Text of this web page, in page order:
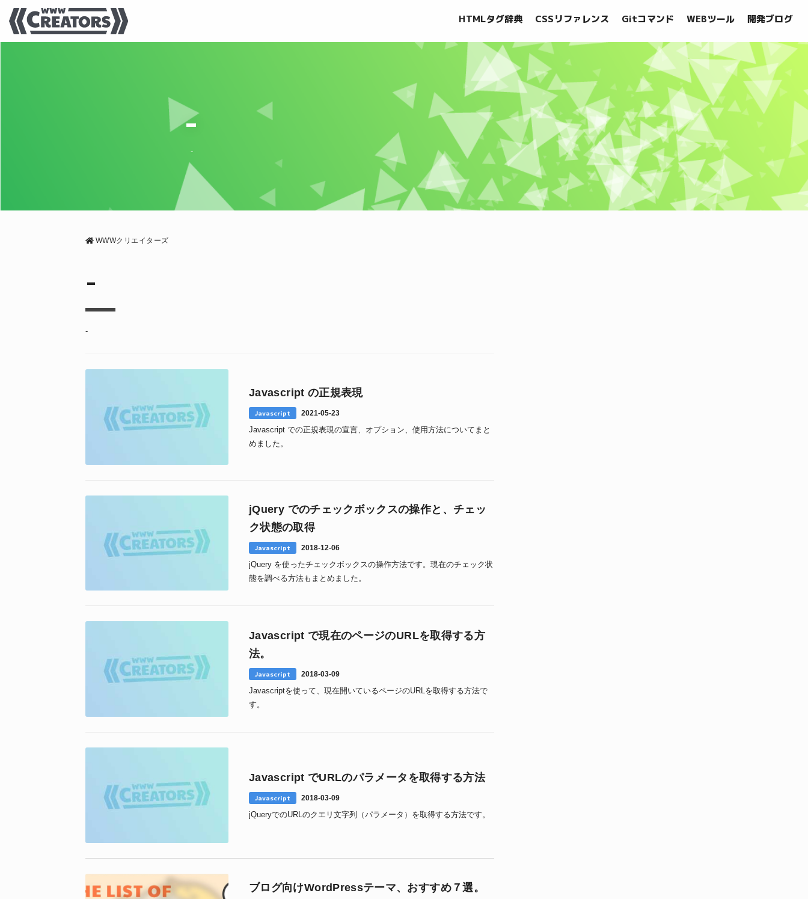
HTMLタグ辞典 CSSリファレンス Gitコマンド WEBツール 開発ブログ
-
-
WWWクリエイターズ
-
-
Javascript の正規表現
Javascript 2021-05-23
Javascript での正規表現の宣言、オプション、使用方法についてまと
めました。
jQuery でのチェックボックスの操作と、チェッ
ク状態の取得
Javascript 2018-12-06
jQuery を使ったチェックボックスの操作方法です。現在のチェック状
態を調べる方法もまとめました。
Javascript で現在のページのURLを取得する方
法。
Javascript 2018-03-09
Javascriptを使って、現在開いているページのURLを取得する方法で
す。
Javascript でURLのパラメータを取得する方法
Javascript 2018-03-09
jQueryでのURLのクエリ文字列（パラメータ）を取得する方法です。
ブログ向けWordPressテーマ、おすすめ７選。